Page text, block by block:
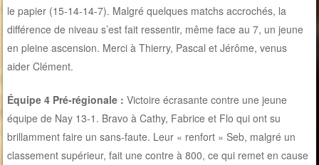
le papier (15-14-14-7). Malgré quelques matchs accrochés, la
différence de niveau s’est fait ressentir, même face au 7, un jeune
en pleine ascension. Merci à Thierry, Pascal et Jérôme, venus
aider Clément.
Équipe 4 Pré-régionale : Victoire écrasante contre une jeune
équipe de Nay 13-1. Bravo à Cathy, Fabrice et Flo qui ont su
brillamment faire un sans-faute. Leur « renfort » Seb, malgré un
classement supérieur, fait une contre à 800, ce qui remet en cause